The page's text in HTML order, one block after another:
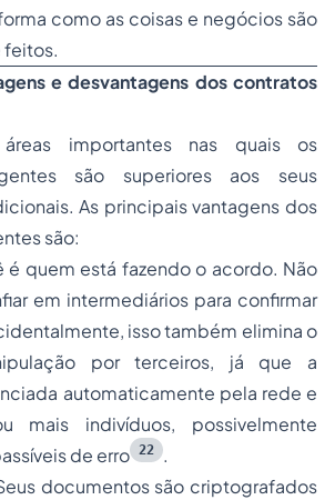
como as coisas e negócios são
e desvantagens dos contratos
áreas importantes nas quais os
são superiores aos seus
As principais vantagens dos
são:
é quem está fazendo o acordo. Não
em intermediários para confirmar
isso também elimina o
por terceiros, já que a
automaticamente pela rede e
mais indivíduos, possivelmente
de erro 22
.
documentos são criptografados